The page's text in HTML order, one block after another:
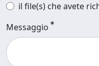
il file(s) che avete
Messaggio